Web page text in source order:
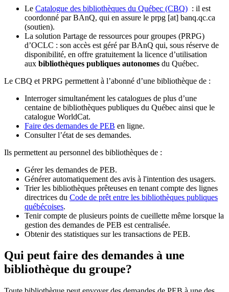
Le Catalogue des bibliothèques du Québec (CBQ) : il est
coordonné par BAnQ, qui en assure le prpg [at] banq.qc.ca
(soutien).
La solution Partage de ressources pour groupes (PRPG)
d’OCLC : son accès est géré par BAnQ qui, sous réserve de
disponibilité, en offre gratuitement la licence d’utilisation
aux bibliothèques publiques autonomes du Québec.
Le CBQ et PRPG permettent à l’abonné d’une bibliothèque de :
Interroger simultanément les catalogues de plus d’une
centaine de bibliothèques publiques du Québec ainsi que le
catalogue WorldCat.
Faire des demandes de PEB en ligne.
Consulter l’état de ses demandes.
Ils permettent au personnel des bibliothèques de :
Gérer les demandes de PEB.
Générer automatiquement des avis à l'intention des usagers.
Trier les bibliothèques prêteuses en tenant compte des lignes
directrices du Code de prêt entre les bibliothèques publiques
québécoises.
Tenir compte de plusieurs points de cueillette même lorsque la
gestion des demandes de PEB est centralisée.
Obtenir des statistiques sur les transactions de PEB.
Qui peut faire des demandes à une
bibliothèque du groupe?